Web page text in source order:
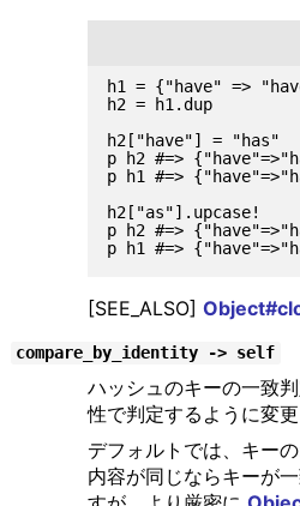
h1 = {"have" =>
h2 = h1.dup
h2["have"] = "has"
p h2 #=>
p h1 #=>
h2["as"].upcase!
p h2 #=>
[SEE_ALSO]
compare_by_identity -> self
ハッシュのキーの一致
性で判定するように変更
デフォルトでは、キー
内容が同じならキーが